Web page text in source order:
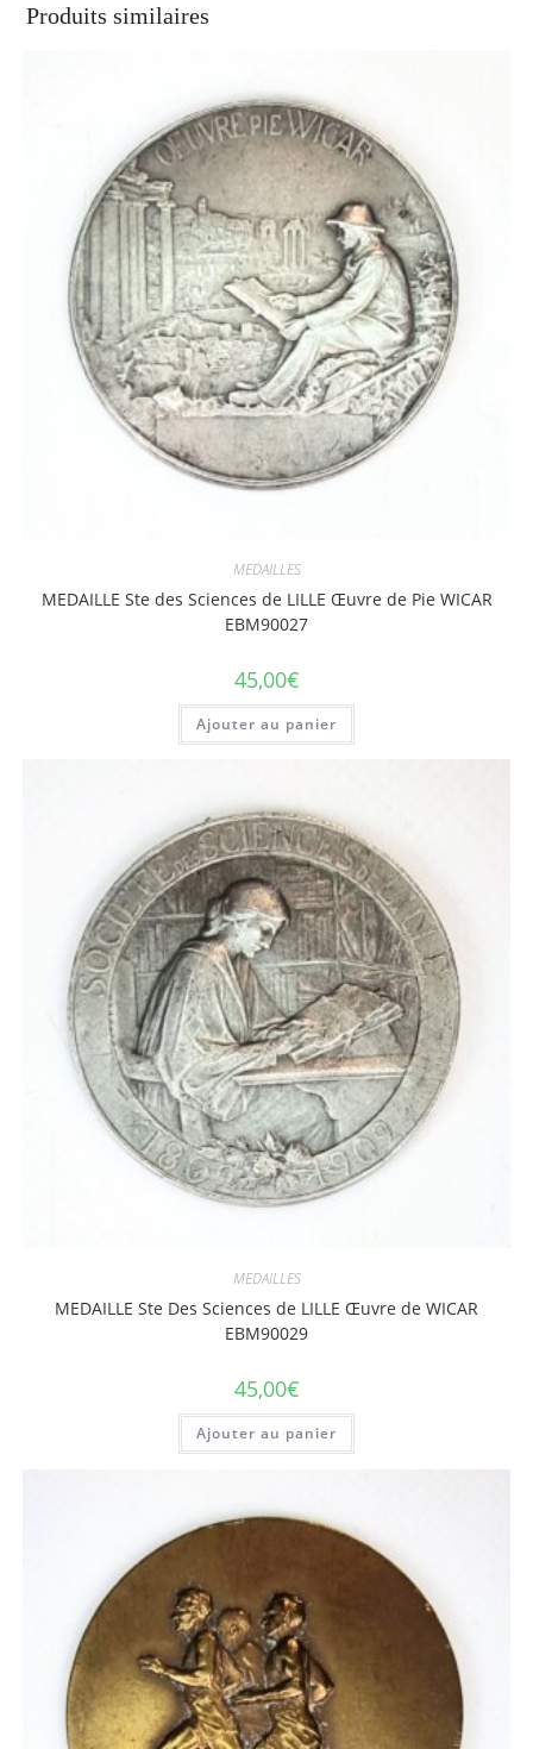
Produits similaires
MEDAILLES
MEDAILLE Ste des Sciences de LILLE Œuvre de Pie WICAR
EBM90027
45,00€
Ajouter au panier
MEDAILLES
MEDAILLE Ste Des Sciences de LILLE Œuvre de WICAR
EBM90029
45,00€
Ajouter au panier